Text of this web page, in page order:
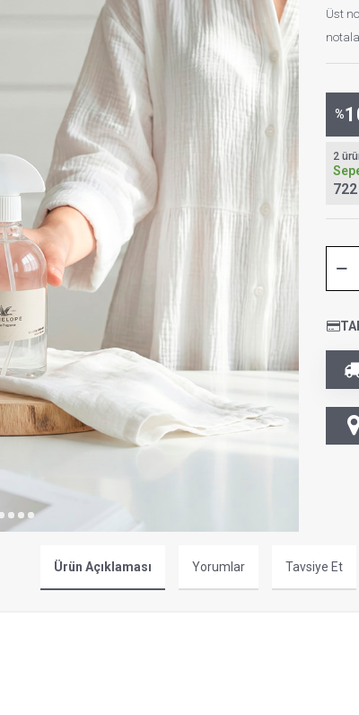
Üst
%
2
Ürün Açıklaması Yorumlar Tavsiye Et